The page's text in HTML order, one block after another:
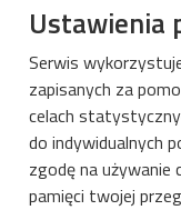
Ustawienia
Serwis
zapisanych za
celach
do indywidualnych
zgodę na używanie
pamięci twojej